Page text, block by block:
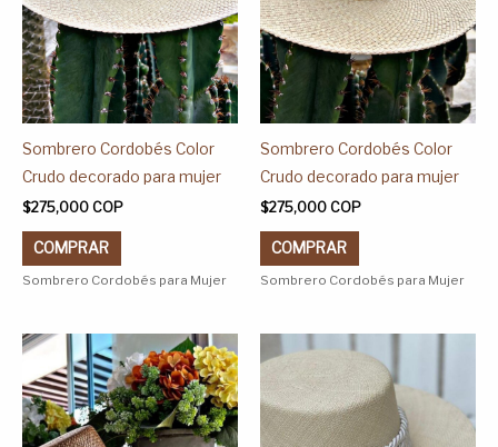
Sombrero Cordobés Color
Crudo decorado para mujer
$275,000 COP
COMPRAR
se
pueden
elegir
en
la
página
de
producto
Sombrero Cordobés para Mujer
Sombrero Cordobés Color
Crudo decorado para mujer
$275,000 COP
COMPRAR
se
pueden
elegir
en
la
página
de
producto
Sombrero Cordobés para Mujer
Este
producto
tiene
múltiples
producto
tiene
múltiples